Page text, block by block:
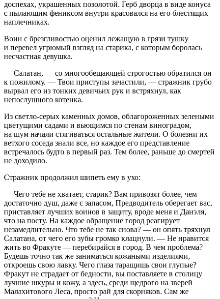
доспехах, украшенных позолотой. Герб дворца в виде конуса
с пылающим фениксом внутри красовался на его блестящих
наплечниках.
Воин с брезгливостью оценил лежащую в грязи тушку
и перевел угрюмый взгляд на старика, с которым боролась
несчастная девушка.
— Салатан, — со многообещающей строгостью обратился он
к пожилому. — Твои приступы зачастили, — стражник грубо
вырвал его из тонких девичьих рук и встряхнул, как
непослушного котенка.
Из светло-серых каменных домов, облагороженных зелеными
цветущими садами и вьющимся по стенам виноградом,
на шум начали стягиваться остальные жители. О болезни их
ветхого соседа знали все, но каждое его представление
встречалось будто в первый раз. Тем более, раньше до смертей
не доходило.
Стражник продолжил шипеть ему в ухо:
— Чего тебе не хватает, старик? Вам привозят более, чем
достаточно душ, даже с запасом, Предводитель оберегает вас,
приставляет лучших воинов в защиту, вроде меня и Данэля,
что на посту. На каждое обращение город реагирует
незамедлительно. Что тебе не так снова? — он опять тряхнул
Салатана, от чего его зубы громко клацнули. — Не нравится
жить во Фракуте — перебирайся в город. В чем проблема?
Будешь точно так же заниматься кожаными изделиями,
откроешь свою лавку. Чего глаза таращишь свои глупые?
Фракут не страдает от бедности, вы поставляете в столицу
лучшие шкуры и кожу, а здесь, среди щедрого на зверей
Малахитового Леса, просто рай для скорняков. Сам же